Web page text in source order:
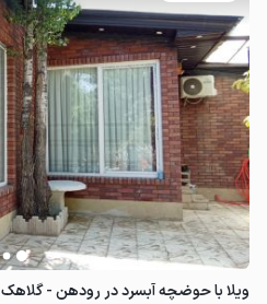
ویلا با حوضچه آبسرد در رودهن - گلاهک